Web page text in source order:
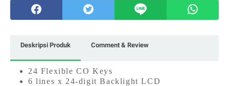
Deskripsi Produk Comment & Review
24 Flexible CO Keys
6 lines x 24-digit Backlight LCD